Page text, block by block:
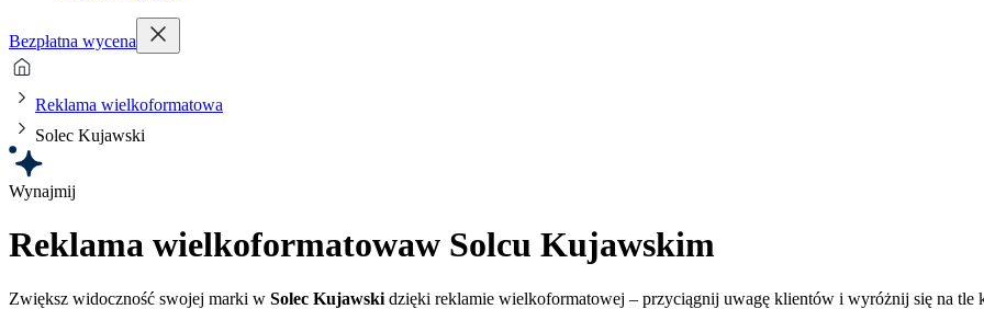
Bezpłatna wycena
Reklama wielkoformatowa
Solec Kujawski
Wynajmij
Reklama wielkoformatowaw Solcu Kujawskim
Zwiększ widoczność swojej marki w Solec Kujawski dzięki reklamie wielkoformatowej – przyciągnij uwagę klientów i wyróżnij się na tle